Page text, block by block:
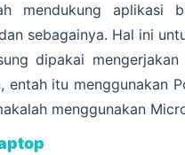
mendukung aplikasi
sebagainya. Hal ini
dipakai
entah itu menggunakan
menggunakan